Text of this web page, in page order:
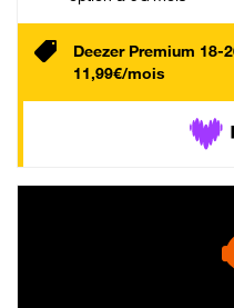
Deezer Premium 18-
11,99€/mois